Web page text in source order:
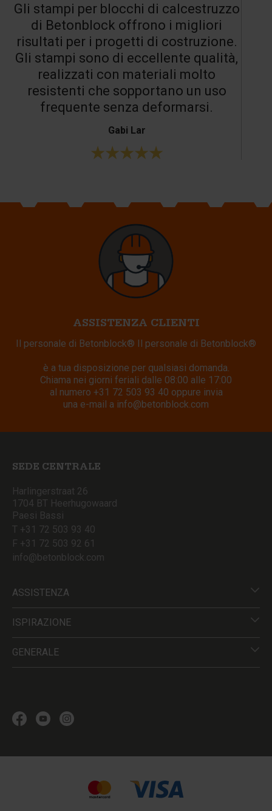
Gli stampi per blocchi di calcestruzzo
di Betonblock offrono i migliori
risultati per i progetti di costruzione.
Gli stampi sono di eccellente qualità,
realizzati con materiali molto
resistenti che sopportano un uso
frequente senza deformarsi.
Gabi Lar
ASSISTENZA CLIENTI
Il personale di Betonblock® Il personale di Betonblock®
è a tua disposizione per qualsiasi domanda.
Chiama nei giorni feriali dalle 08:00 alle 17:00
al numero +31 72 503 93 40 oppure invia
una e-mail a info@betonblock.com
SEDE CENTRALE
Harlingerstraat 26
1704 BT Heerhugowaard
Paesi Bassi
T +31 72 503 93 40
F +31 72 503 92 61
info@betonblock.com
ASSISTENZA
ISPIRAZIONE
GENERALE